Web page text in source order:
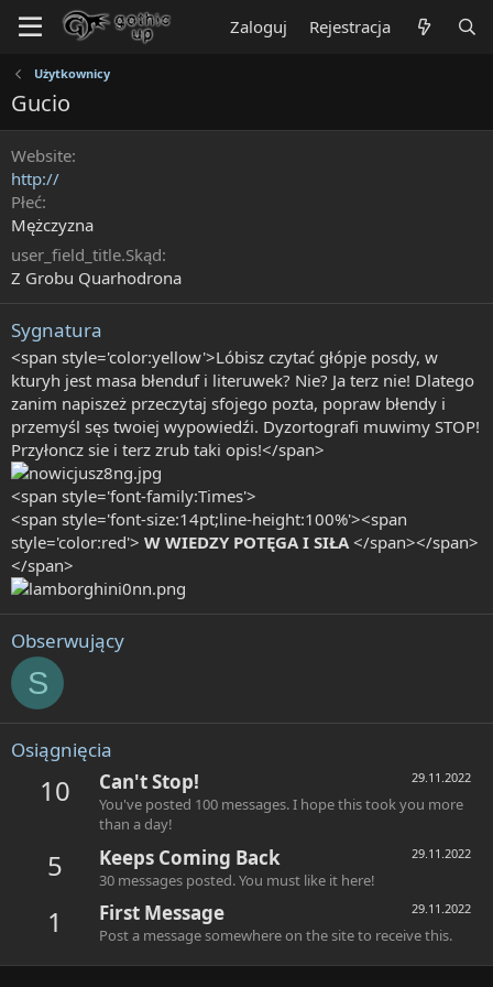
Zaloguj Rejestracja
Użytkownicy
Gucio
Website
http://
Płeć
Mężczyzna
user_field_title.Skąd
Z Grobu Quarhodrona
Sygnatura
<span style='color:yellow'>Lóbisz czytać głópje posdy, w
kturyh jest masa błenduf i literuwek? Nie? Ja terz nie! Dlatego
zanim napiszeż przeczytaj sfojego pozta, popraw błendy i
przemyśl sęs twoiej wypowiedźi. Dyzortografi muwimy STOP!
Przyłoncz sie i terz zrub taki opis!</span>
<span style='font-family:Times'>
<span style='font-size:14pt;line-height:100%'><span
style='color:red'> W WIEDZY POTĘGA I SIŁA</span></span>
</span>
Obserwujący
S
Osiągnięcia
10 29.11.2022
Can't Stop!
You've posted 100 messages. I hope this took you more
than a day!
5 29.11.2022
Keeps Coming Back
30 messages posted. You must like it here!
1 29.11.2022
First Message
Post a message somewhere on the site to receive this.